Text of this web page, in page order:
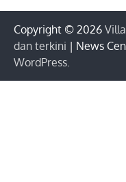
Copyright © 2026
dan terkini | News
WordPress.